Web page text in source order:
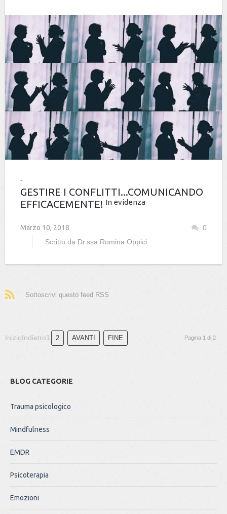
GESTIRE I CONFLITTI...COMUNICANDO
EFFICACEMENTE! In evidenza
Marzo 10, 2018
0
Scritto da Dr.ssa Romina Oppici
Sottoscrivi questo feed RSS
InizioIndietro1 2 AVANTI FINE Pagina 1 di 2
BLOG CATEGORIE
Trauma psicologico
Mindfulness
EMDR
Psicoterapia
Emozioni